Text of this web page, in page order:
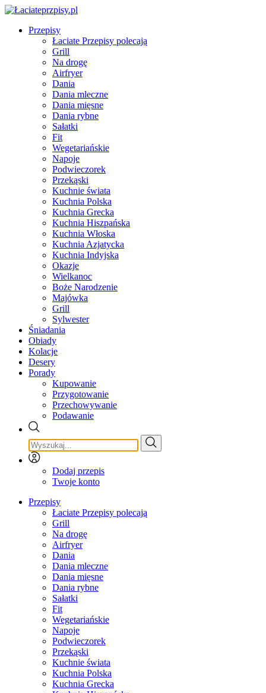
Przepisy
Łaciate Przepisy polecają
Grill
Na drogę
Airfryer
Dania
Dania mleczne
Dania mięsne
Dania rybne
Sałatki
Fit
Wegetariańskie
Napoje
Podwieczorek
Przekąski
Kuchnie świata
Kuchnia Polska
Kuchnia Grecka
Kuchnia Hiszpańska
Kuchnia Włoska
Kuchnia Azjatycka
Kuchnia Indyjska
Okazje
Wielkanoc
Boże Narodzenie
Majówka
Grill
Sylwester
Śniadania
Obiady
Kolacje
Desery
Porady
Kupowanie
Przygotowanie
Przechowywanie
Podawanie
Dodaj przepis
Twoje konto
Przepisy
Łaciate Przepisy polecają
Grill
Na drogę
Airfryer
Dania
Dania mleczne
Dania mięsne
Dania rybne
Sałatki
Fit
Wegetariańskie
Napoje
Podwieczorek
Przekąski
Kuchnie świata
Kuchnia Polska
Kuchnia Grecka